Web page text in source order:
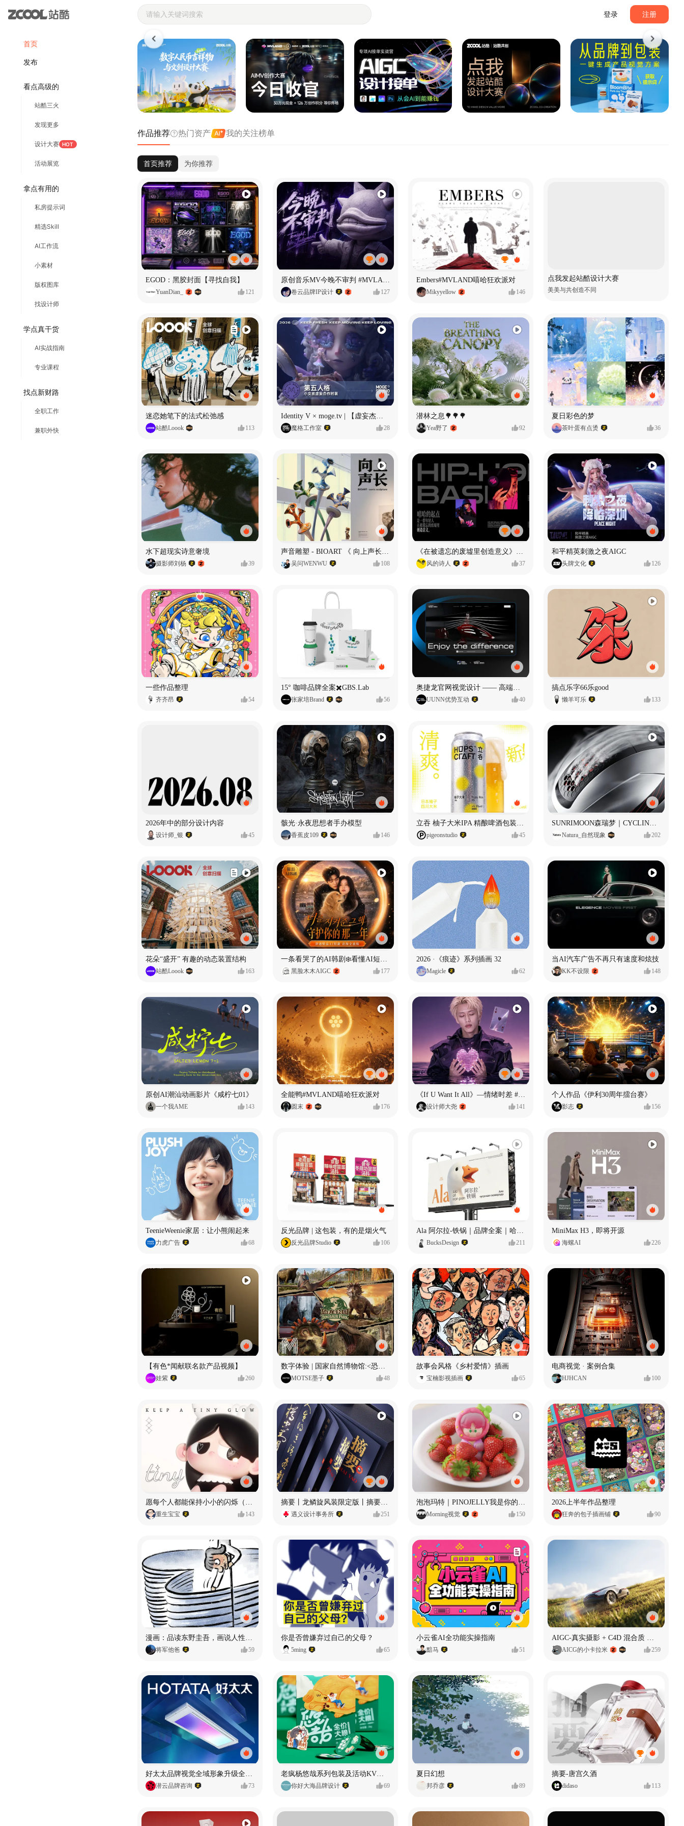
首页
发布
看点高级的
站酷三火
发现更多
设计大赛 HOT
活动展览
拿点有用的
私房提示词
精选Skill
AI工作流
小素材
版权图库
找设计师
学点真干货
AI实战指南
专业课程
找点新财路
全职工作
兼职外快
登录 注册
站酷ZCOOL - 设计师们都在站酷
作品推荐 热门资产 我的关注榜单
首页推荐 为你推荐
EGOD：黑胶封面【寻找自我】
YuanDian_ 121
原创音乐MV今晚不审判 #MVLAND嘻哈狂欢派对
卷云品牌IP设计 127
Embers#MVLAND嘻哈狂欢派对
Mikyyellow 146
点我发起站酷设计大赛
美美与共创造不同
迷恋她笔下的法式松弛感
站酷Loook 113 魔格工作室 28
潜林之息🌳🌳🌳
Yea野了 92
夏日彩色的梦
茶叶蛋有点烫 36
水下超现实诗意奢境
摄影师刘杨 39
声音雕塑 - BIOART 《 向上声长 》
吴问WENWU 108
《在被遗忘的废墟里创造意义》#MVLAND嘻哈狂欢派对
风的诗人 37
和平精英刺激之夜AIGC
头牌文化 126
一些作品整理
齐齐昂 54
15° 咖啡品牌全案✖️GBS.Lab
张家培Brand 56 UUNN优势互动 40
搞点乐字66乐good
懒羊可乐 133
2026年中的部分设计内容
设计师_银 45
骸光·永夜思想者手办模型
香蕉皮109 146
立吞 柚子大米IPA 精酿啤酒包装设计
pigeonstudio 45
SUNRIMOON森瑞梦｜CYCLING HELMET CG｜气动骑行头盔
Natura_自然现象 202
花朵“盛开” 有趣的动态装置结构
站酷Loook 163 黑脸木木AIGC 177
2026 ·《痕迹》系列插画 32
Magicle 62
当AI汽车广告不再只有速度和炫技
KK不设限 148
原创AI潮汕动画影片《咸柠七01》
一个我AME 143
全能鸭#MVLAND嘻哈狂欢派对
圆末 176
《If U Want It All》—情绪时差 #MVLAND嘻哈狂欢派对
设计师大尧 141
个人作品《伊利30周年擂台赛》
影志 156
TeenieWeenie家居：让小熊闹起来
力虎广告 68
反光品牌 | 这包装，有的是烟火气
反光品牌Studio 106 BucksDesign 211
MiniMax H3，即将开源
海螺AI 226
【有色*闻献联名款产品视频】
娃紫 260
数字体验 | 国家自然博物馆:<恐龙公园>沉浸特展
MOTSE墨子 48
故事会风格《乡村爱情》插画
宝楠影视插画 65
电商视觉 · 案例合集
HJHCAN 100
重生宝宝 143 遇义设计事务所 251 Morning视觉 150
2026上半年作品整理
狂奔的包子插画铺 90
漫画：品读东野圭吾，画说人性百态
将军他爸 59
你是否曾嫌弃过自己的父母？
5ming 65
小云雀AI全功能实操指南
黯马 51
AIGC-真实摄影 + C4D 混合质 能让 AI 产品图更好吗?
AICG的小卡拉米 259
潜云品牌咨询 73 你好大海品牌设计 69
夏日幻想
邦乔彦 89
摘要-唐宫久酒
didaso 113